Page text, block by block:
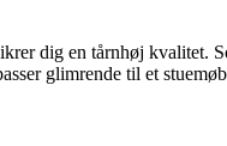
dig en tårnhøj kvalitet.
glimrende til et